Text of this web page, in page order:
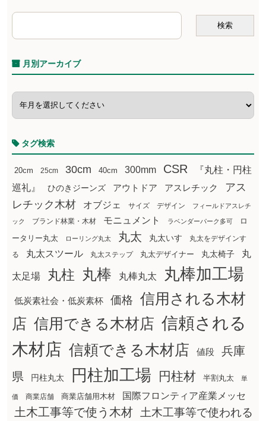
月別アーカイブ
タグ検索
20cm 25cm 30cm 40cm 300mm CSR
『丸柱・円柱
巡礼』
ひのきジーンズ アウトドア アスレチック
アス
レチック木材
オブジェ サイズ デザイン フィールドアスレチ
ック ブランド林業・木材 モニュメント ラベンダーパーク多可
ロ
ータリー丸太
ローリング丸太 丸太 丸太いす
丸太をデザインす
る
丸太スツール 丸太ステップ 丸太デザイナー 丸太椅子 丸
太足場 丸柱 丸棒 丸棒丸太 丸棒加工場
低炭素社会・低炭素杯 価格
信用される木材
店 信用できる木材店 信頼される
木材店 信頼できる木材店 値段
兵庫
県
円柱丸太 円柱加工場 円柱材 半割丸太 単
価 商業店舗 商業店舗用木材 国際フロンティア産業メッセ
土木工事等で使う木材
土木工事等で使われる